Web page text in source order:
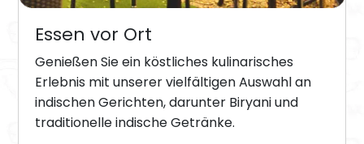
Essen vor Ort
Genießen Sie ein köstliches kulinarisches
Erlebnis mit unserer vielfältigen Auswahl an
indischen Gerichten, darunter Biryani und
traditionelle indische Getränke.